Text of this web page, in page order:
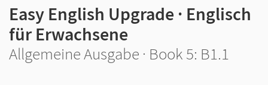
Easy English Upgrade · Englisch
für Erwachsene
Allgemeine Ausgabe · Book 5: B1.1